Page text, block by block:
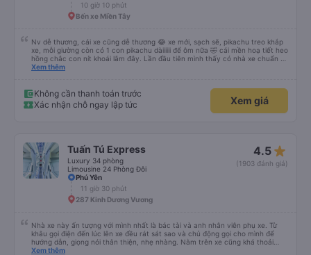
10 giờ 10 phút
Bến xe Miền Tây
Nv dễ thương, cái xe cũng dễ thương 😂 xe mới, sạch sẽ, pikachu treo khắp
xe, mỗi giường còn có 1 con pikachu dàiiiiii để ôm nữa 🤣 cái mền hoạ tiết heo
hồng chắc con nít khoái lắm đây. Lần đầu tiên mình thấy có nhà xe chuẩn bị
cả bàn chải đánh răng. Có 2 ông bà cụ lên xe còn được nv dẫn tới tận nơi để
Xem thêm
Không cần thanh toán trước
Xác nhận chỗ ngay lập tức
Xem giá
Tuấn Tú Express
Luxury 34 phòng
Limousine 24 Phòng Đôi
4.5 star_rate
(1903 đánh giá)
Phú Yên
11 giờ 30 phút
287 Kinh Dương Vương
Nhà xe này ấn tượng với mình nhất là bác tài và anh nhân viên phụ xe. Từ
khâu gọi điện đến lúc lên xe đều rát sát sao và chủ động gọi cho mình để
hướng dẫn, giọng nói thân thiện, nhẹ nhàng. Nằm trên xe cũng khá thoải
mái, chăn nệm nước suối đầy đủ. Chuyến xe của mình hầu hết là các cô bác
Xem thêm